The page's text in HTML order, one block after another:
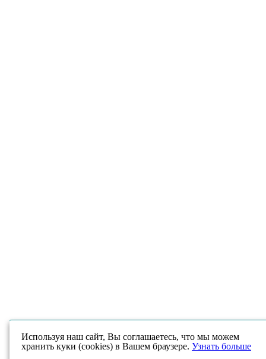
Используя наш сайт, Вы соглашаетесь, что мы можем
хранить куки (cookies) в Вашем браузере. Узнать больше